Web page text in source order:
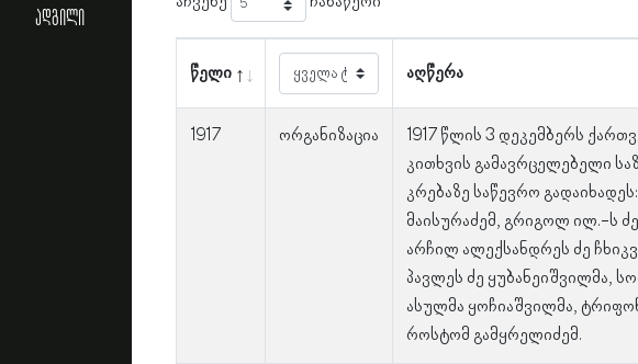
ადგილი
წელი აღწერა
1917 ორგანიზაცია
1917 წლის 3 დეკემბერს
კითხვის გამავრცელებელი
კრებაზე საწევრო
მაისურაძემ, გრიგოლ ილ.-ს
არჩილ ალექსანდრეს ძე
პავლეს ძე ყუბანეიშვილმა,
ასულმა ყოჩიაშვილმა,
როსტომ გამყრელიძემ.